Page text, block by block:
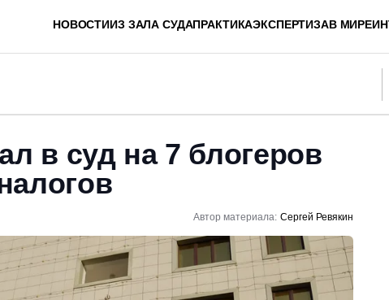
НОВОСТИИЗ ЗАЛА СУДАПРАКТИКАЭКСПЕРТИЗАВ МИРЕ
в суд на 7 блогеров
Автор материала: Сергей Ревякин